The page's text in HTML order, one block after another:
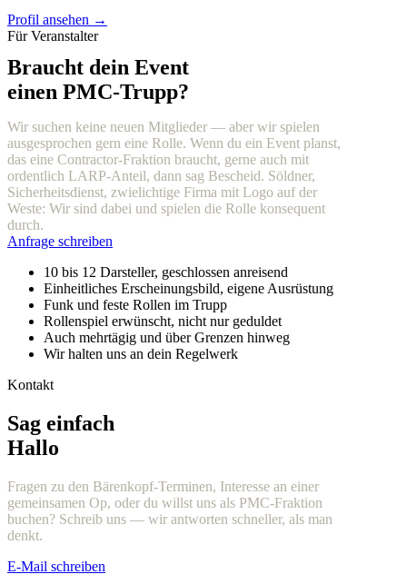
Profil ansehen →
Für Veranstalter
Braucht dein Event
einen PMC-Trupp?
Wir suchen keine neuen Mitglieder — aber wir spielen
ausgesprochen gern eine Rolle. Wenn du ein Event planst,
das eine Contractor-Fraktion braucht, gerne auch mit
ordentlich LARP-Anteil, dann sag Bescheid. Söldner,
Sicherheitsdienst, zwielichtige Firma mit Logo auf der
Weste: Wir sind dabei und spielen die Rolle konsequent
durch.
Anfrage schreiben
10 bis 12 Darsteller, geschlossen anreisend
Einheitliches Erscheinungsbild, eigene Ausrüstung
Funk und feste Rollen im Trupp
Rollenspiel erwünscht, nicht nur geduldet
Auch mehrtägig und über Grenzen hinweg
Wir halten uns an dein Regelwerk
Kontakt
Sag einfach
Hallo
Fragen zu den Bärenkopf-Terminen, Interesse an einer
gemeinsamen Op, oder du willst uns als PMC-Fraktion
buchen? Schreib uns — wir antworten schneller, als man
denkt.
E-Mail schreiben